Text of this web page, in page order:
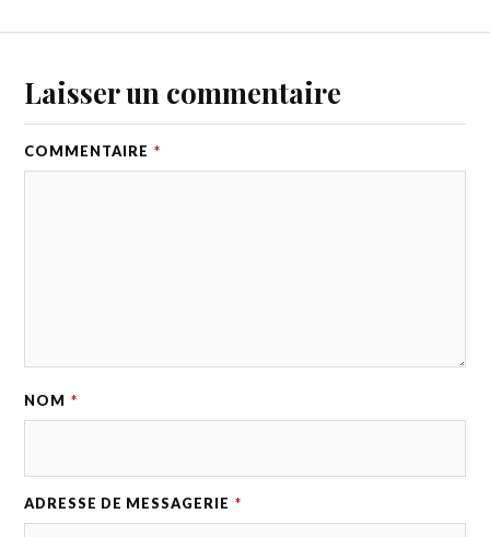
Laisser un commentaire
COMMENTAIRE *
NOM *
ADRESSE DE MESSAGERIE *